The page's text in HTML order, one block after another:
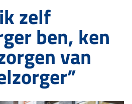
zelf
ben, ken
van